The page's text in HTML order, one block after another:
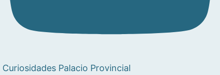
Curiosidades Palacio Provincial